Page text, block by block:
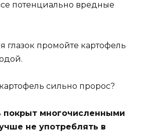
потенциально вредные
глазок промойте картофель
сильно пророс?
покрыт многочисленными
не употреблять в